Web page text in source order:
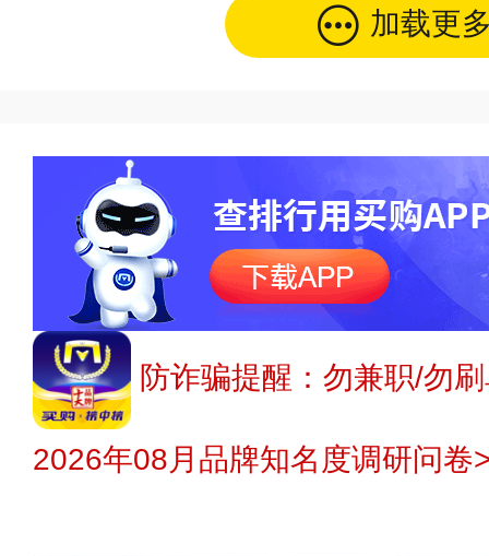
加载更
防诈骗提醒：勿兼职/勿
2026年08月品牌知名度调研问卷